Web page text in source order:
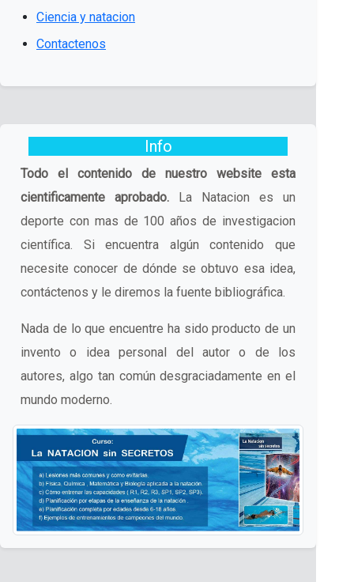
Ciencia y natacion
Contactenos
Info
Todo el contenido de nuestro website esta
cientificamente aprobado. La Natacion es un
deporte con mas de 100 años de investigacion
científica. Si encuentra algún contenido que
necesite conocer de dónde se obtuvo esa idea,
contáctenos y le diremos la fuente bibliográfica.
Nada de lo que encuentre ha sido producto de un
invento o idea personal del autor o de los
autores, algo tan común desgraciadamente en el
mundo moderno.